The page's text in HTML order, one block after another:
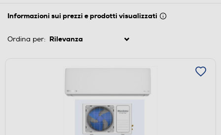
Informazioni sui prezzi e prodotti visualizzati
Ordina per: